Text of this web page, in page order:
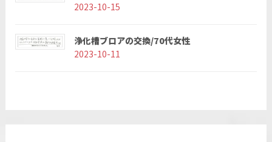
2023-10-15
浄化槽ブロアの交換/70代女性
2023-10-11